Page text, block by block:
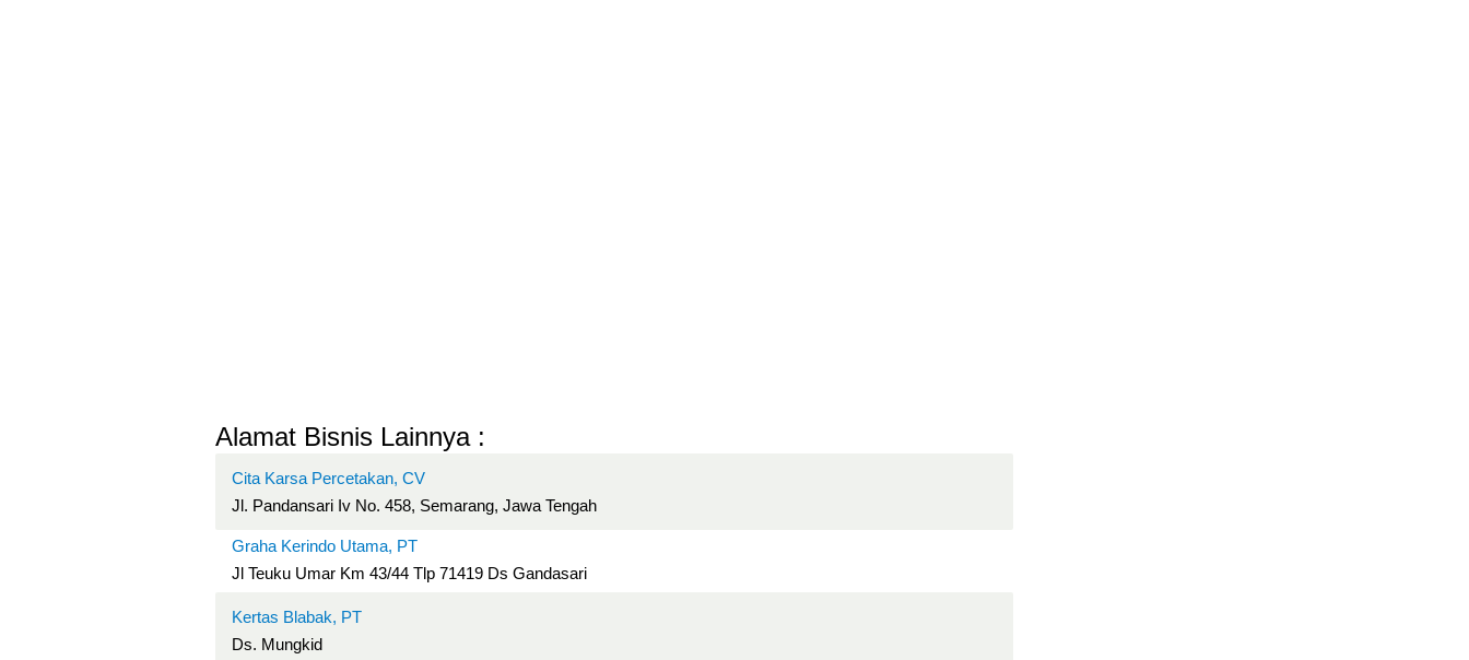
Alamat Bisnis Lainnya :
Cita Karsa Percetakan, CV
Jl. Pandansari Iv No. 458, Semarang, Jawa Tengah
Graha Kerindo Utama, PT
Jl Teuku Umar Km 43/44 Tlp 71419 Ds Gandasari
Kertas Blabak, PT
Ds. Mungkid